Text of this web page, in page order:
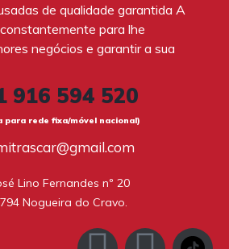
de qualidade garantida A
para lhe
negócios e garantir a sua
916 594 520
para rede fixa/móvel nacional)
Lino Fernandes nº 20
Nogueira do Cravo.